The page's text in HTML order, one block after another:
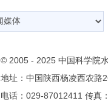
© 2005 - 2025 中国科学院
地址：中国陕西杨凌西农路
电话：029-87012411 传真